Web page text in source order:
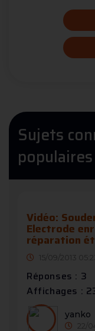
Sujets
populaires
Vidéo:
Electrode
réparation
15/09/2013
Réponses : 3
Affichages :
yanko
22/